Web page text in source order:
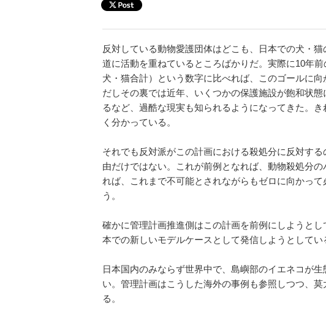
反対している動物愛護団体はどこも、日本での犬・
道に活動を重ねているところばかりだ。実際に10年
犬・猫合計）という数字に比べれば、このゴールに
だしその裏では近年、いくつかの保護施設が飽和状
るなど、過酷な現実も知られるようになってきた。
く分かっている。
それでも反対派がこの計画における殺処分に反対す
由だけではない。これが前例となれば、動物殺処分
れば、これまで不可能とされながらもゼロに向かっ
う。
確かに管理計画推進側はこの計画を前例にしようと
本での新しいモデルケースとして発信しようとしてい
日本国内のみならず世界中で、島嶼部のイエネコが
い。管理計画はこうした海外の事例も参照しつつ、
る。